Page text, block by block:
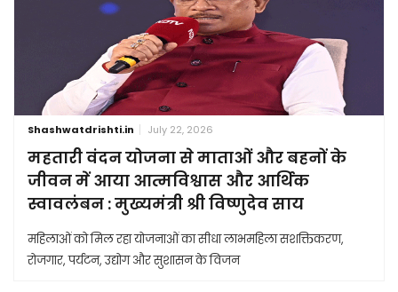
Shashwatdrishti.in July 22, 2026
महतारी वंदन योजना से माताओं और बहनों के
जीवन में आया आत्मविश्वास और आर्थिक
स्वावलंबन : मुख्यमंत्री श्री विष्णुदेव साय
महिलाओं को मिल रहा योजनाओं का सीधा लाभमहिला सशक्तिकरण,
रोजगार, पर्यटन, उद्योग और सुशासन के विजन